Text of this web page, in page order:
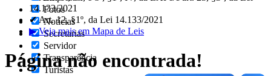
Fotos
Notícias
Secretarias
Servidor
Transparência
Turistas
14.133/2021
✔ Art. 12, §1º, da Lei 14.133/2021
▶ Veja mais em Mapa de Leis
Página não encontrada!